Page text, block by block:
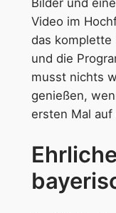
Video im
das komplette
und die
musst nichts
genießen,
ersten Mal